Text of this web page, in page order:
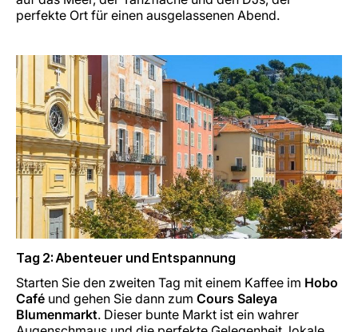
perfekte Ort für einen ausgelassenen Abend.
Tag 2: Abenteuer und Entspannung
Starten Sie den zweiten Tag mit einem Kaffee im Hobo
Café und gehen Sie dann zum Cours Saleya
Blumenmarkt. Dieser bunte Markt ist ein wahrer